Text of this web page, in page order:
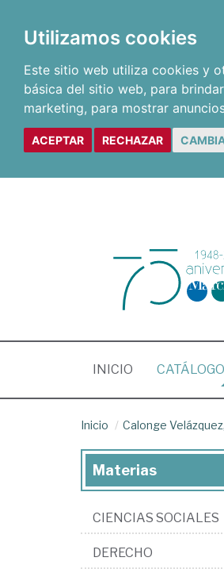
Utilizamos cookies
Este sitio web utiliza cookies y
básica del sitio web, para
marketing, para mostrar
ACEPTAR RECHAZAR
INICIO (CURRENT)
CATÁLOGO
Inicio Calonge
Materias
CIENCIAS SOCIALES
DERECHO